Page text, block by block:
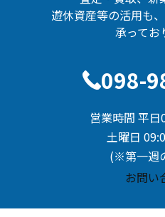
遊休資産等の活用も
承ってお
098-
営業時間 平
土曜日
(※第一週
お問い